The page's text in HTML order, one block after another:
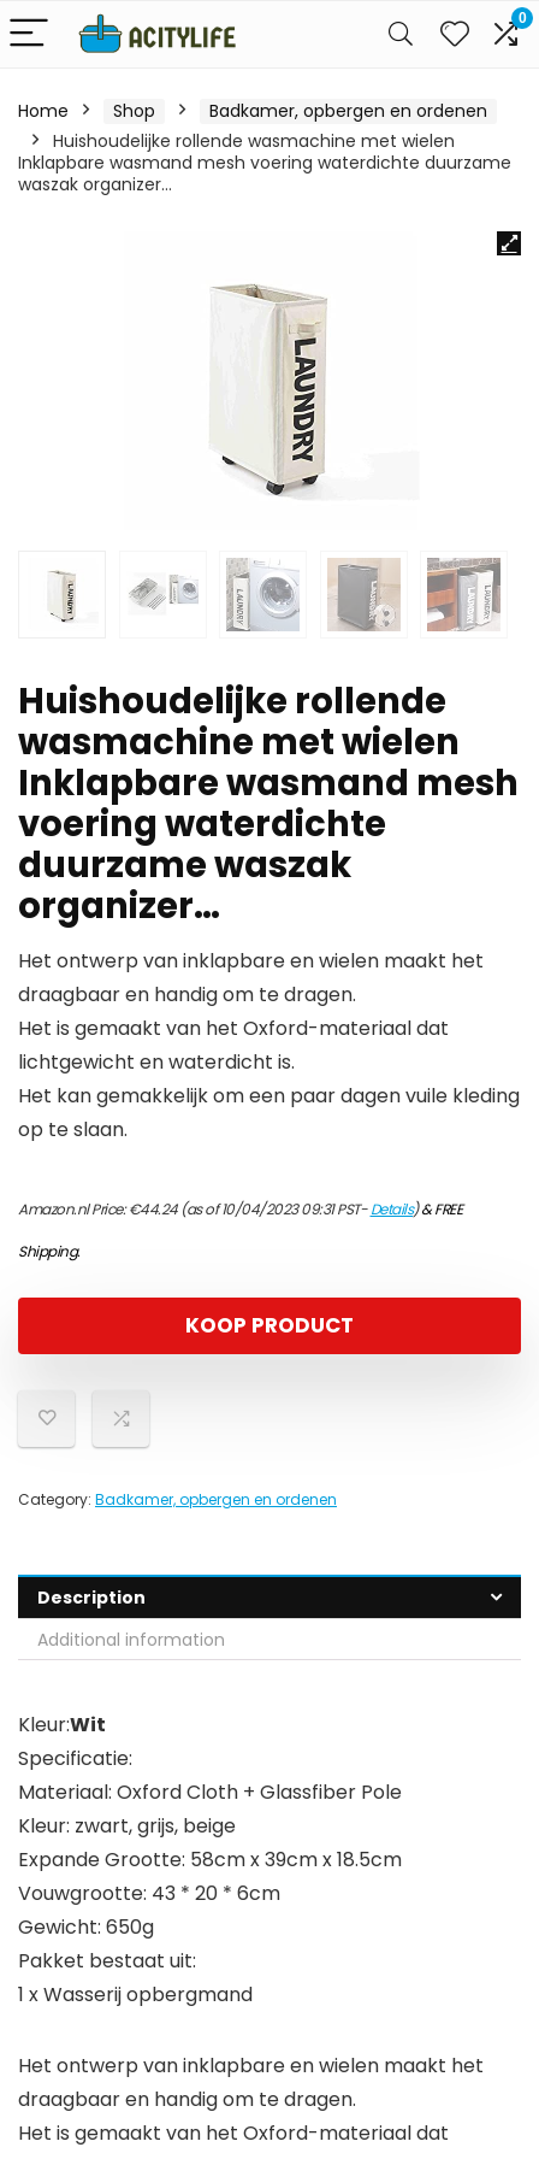
0
Home Shop
Badkamer, opbergen en ordenen
Huishoudelijke rollende wasmachine met wielen
Inklapbare wasmand mesh voering waterdichte duurzame
waszak organizer…
Huishoudelijke rollende
wasmachine met wielen
Inklapbare wasmand mesh
voering waterdichte
duurzame waszak
organizer…
Het ontwerp van inklapbare en wielen maakt het
draagbaar en handig om te dragen.
Het is gemaakt van het Oxford-materiaal dat
lichtgewicht en waterdicht is.
Het kan gemakkelijk om een paar dagen vuile kleding
op te slaan.
Amazon.nl Price:€44.24(as of 10/04/2023 09:31 PST-Details)&FREE
Shipping.
KOOP PRODUCT
Category: Badkamer, opbergen en ordenen
Description
Additional information
Kleur:Wit
Specificatie:
Materiaal: Oxford Cloth + Glassfiber Pole
Kleur: zwart, grijs, beige
Expande Grootte: 58cm x 39cm x 18.5cm
Vouwgrootte: 43 * 20 * 6cm
Gewicht: 650g
Pakket bestaat uit:
1 x Wasserij opbergmand
Het ontwerp van inklapbare en wielen maakt het
draagbaar en handig om te dragen.
Het is gemaakt van het Oxford-materiaal dat